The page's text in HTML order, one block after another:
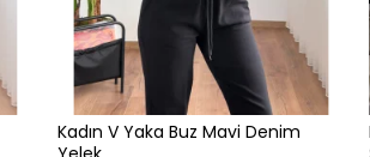
Kadın V Yaka Buz Mavi Denim